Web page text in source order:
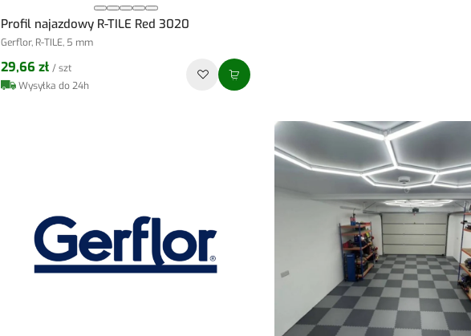
Profil najazdowy R-TILE Red 3020
Gerflor, R-TILE, 5 mm
29,66 zł / szt
Wysyłka do 24h